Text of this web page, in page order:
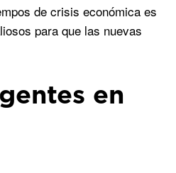
de crisis económica es
para que las nuevas
en